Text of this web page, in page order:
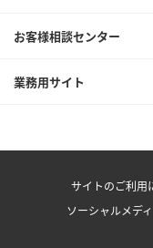
お客様相談センター
業務用サイト
サイトのご利
ソーシャルメデ